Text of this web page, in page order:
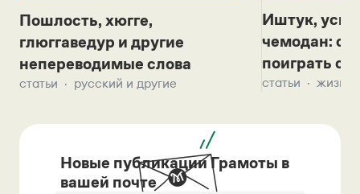
Пошлость, хюгге,
глюггаведур и другие
непереводимые слова
статьи русский и другие
Иштук,
чемодан:
поиграть с
статьи жизнь
Новые публикации Грамоты в
вашей почте